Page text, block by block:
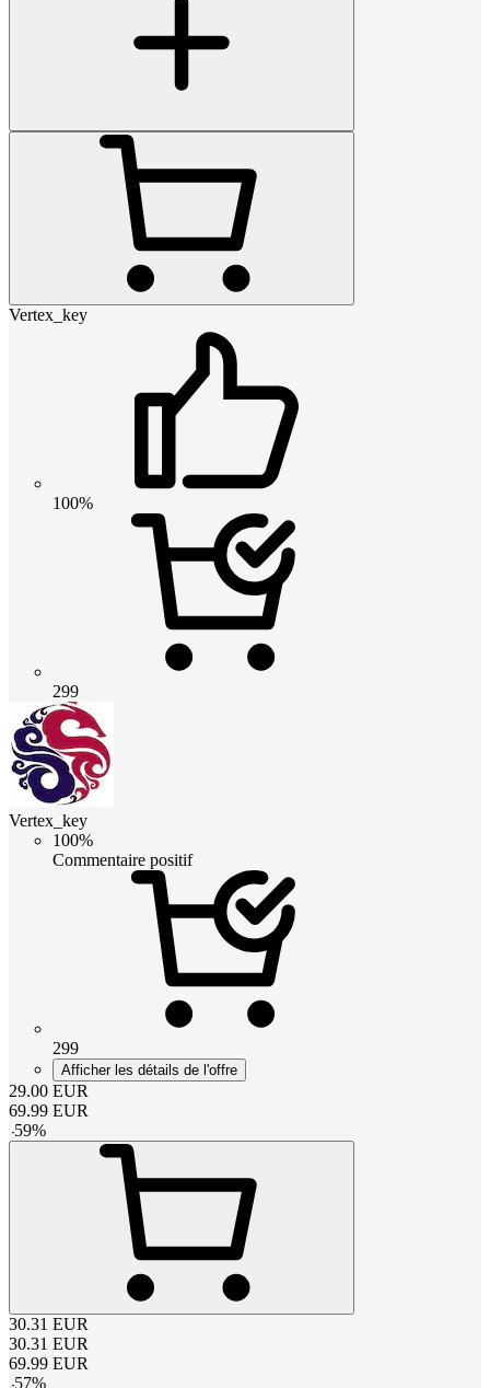
Vertex_key
100%
299
Vertex_key
100%
Commentaire positif
299
Afficher les détails de l'offre
29.00 EUR
69.99 EUR
-59%
30.31 EUR
30.31 EUR
69.99 EUR
-57%